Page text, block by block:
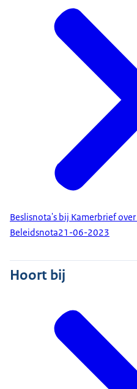
Beslisnota's bij Kamerbrief
Beleidsnota21-06-2023
Hoort bij